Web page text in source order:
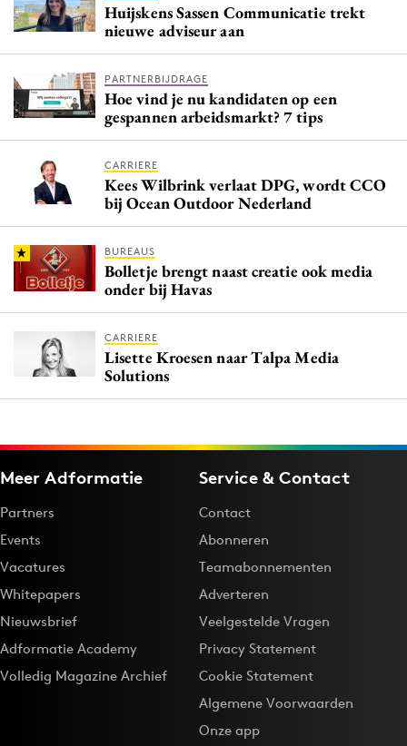
Huijskens Sassen Communicatie trekt
nieuwe adviseur aan
PARTNERBIJDRAGE
Hoe vind je nu kandidaten op een
gespannen arbeidsmarkt? 7 tips
CARRIERE
Kees Wilbrink verlaat DPG, wordt CCO
bij Ocean Outdoor Nederland
BUREAUS
Bolletje brengt naast creatie ook media
onder bij Havas
CARRIERE
Lisette Kroesen naar Talpa Media
Solutions
Meer Adformatie
Partners
Events
Vacatures
Whitepapers
Nieuwsbrief
Adformatie Academy
Volledig Magazine Archief
Service & Contact
Contact
Abonneren
Teamabonnementen
Adverteren
Veelgestelde Vragen
Privacy Statement
Cookie Statement
Algemene Voorwaarden
Onze app